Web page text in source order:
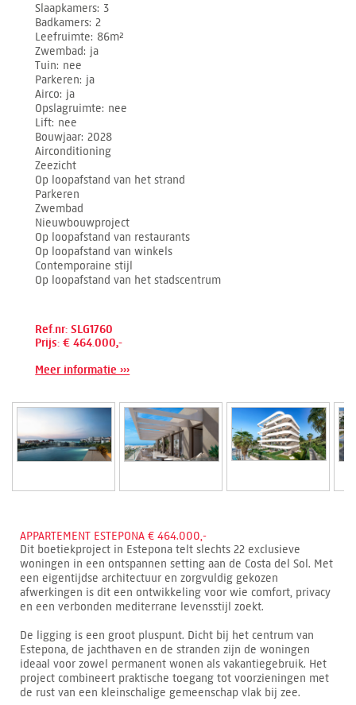
Slaapkamers 3
Badkamers 2
Leefruimte 86m²
Zwembad ja
Tuin nee
Parkeren ja
Airco ja
Opslagruimte nee
Lift nee
Bouwjaar 2028
Airconditioning
Zeezicht
Op loopafstand van het strand
Parkeren
Zwembad
Nieuwbouwproject
Op loopafstand van restaurants
Op loopafstand van winkels
Contemporaine stijl
Op loopafstand van het stadscentrum
Ref.nr: SLG1760
Prijs: € 464.000,-
Meer informatie ›››
APPARTEMENT ESTEPONA € 464.000,-
Dit boetiekproject in Estepona telt slechts 22 exclusieve
woningen in een ontspannen setting aan de Costa del Sol. Met
een eigentijdse architectuur en zorgvuldig gekozen
afwerkingen is dit een ontwikkeling voor wie comfort, privacy
en een verbonden mediterrane levensstijl zoekt.
De ligging is een groot pluspunt. Dicht bij het centrum van
Estepona, de jachthaven en de stranden zijn de woningen
ideaal voor zowel permanent wonen als vakantiegebruik. Het
project combineert praktische toegang tot voorzieningen met
de rust van een kleinschalige gemeenschap vlak bij zee.